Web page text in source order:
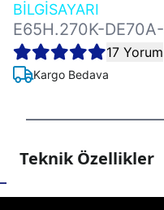
BİLGİSAYARI
E65H.270K-
17 Yorum
Kargo Bedava
Teknik Özellikler